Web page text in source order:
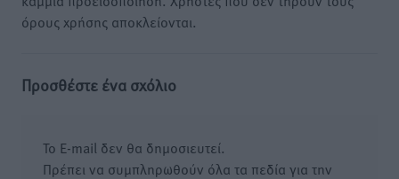
όρους χρήσης αποκλείονται.
Προσθέστε ένα σχόλιο
Το E-mail δεν θα δημοσιευτεί.
Πρέπει να συμπληρωθούν όλα τα πεδία για την